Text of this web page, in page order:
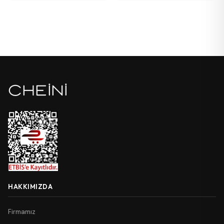
HAKKIMIZDA
Firmamız